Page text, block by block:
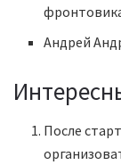
Андрей
После